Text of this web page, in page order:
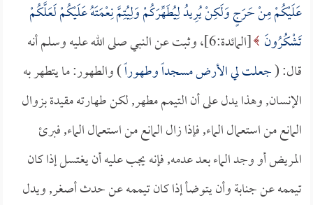
عَلَيْكُمْ مِنْ حَرَجٍ وَلَكِنْ يُرِيدُ لِيُطَهِّرَكُمْ وَلِيُتِمَّ نِعْمَتَهُ عَلَيْكُمْ لَعَلَّكُمْ
تَشْكُرُونَ
[المائدة:6]، وثبت عن النبي صلى الله عليه وسلم أنه
قال: (جعلت لي الأرض مسجداً وطهوراً) والطهور: ما يتطهر به
الإنسان, وهذا يدل على أن التيمم مطهر, لكن طهارته مقيدة بزوال
المانع من استعمال الماء, فإذا زال المانع من استعمال الماء, فبرئ
المريض أو وجد الماء بعد عدمه, فإنه يجب عليه أن يغتسل إذا كان
تيممه عن جنابة وأن يتوضأ إذا كان تيممه عن حدث أصغر, ويدل